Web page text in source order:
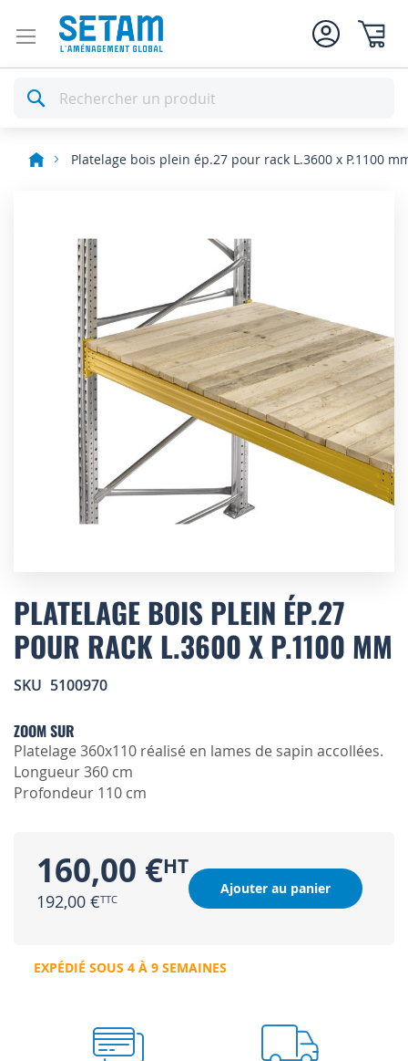
Rechercher
Platelage bois plein ép.27 pour rack L.3600 x P.1100
to
the
beginning
of
images
PLATELAGE BOIS PLEIN ÉP.27
POUR RACK L.3600 X P.1100 MM
SKU 5100970
ZOOM SUR
Platelage 360x110 réalisé en lames de sapin accollées.
Longueur 360 cm
Profondeur 110 cm
160,00 €
192,00 €
Ajouter au panier
EXPÉDIÉ SOUS 4 À 9 SEMAINES